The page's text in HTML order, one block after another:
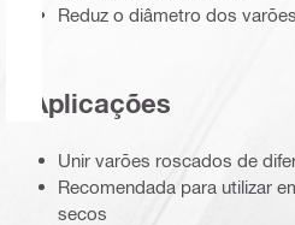
Reduz o diâmetro dos
Aplicações
Unir varões roscados de
Recomendada para utilizar
secos